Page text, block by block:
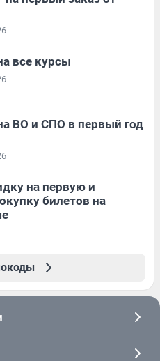
все курсы
ВО и СПО в первый год
на первую и
билетов на